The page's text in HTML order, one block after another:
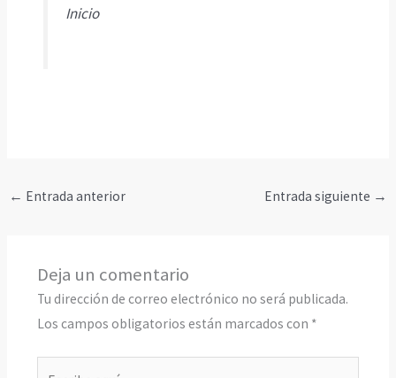
Inicio
← Entrada anterior Entrada siguiente →
Deja un comentario
Tu dirección de correo electrónico no será publicada.
Los campos obligatorios están marcados con *